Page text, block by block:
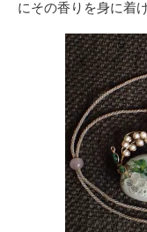
にその香りを身に着